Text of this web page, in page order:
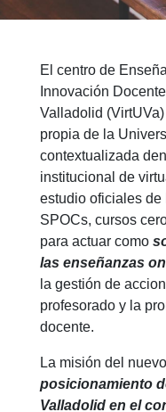
El centro de
Innovación
Valladolid
propia de la
contextualizada
institucional de
estudio oficiales de
SPOCs, cursos
para actuar como
las enseñanzas
la gestión de
profesorado y la
docente.
La misión del
posicionamiento
Valladolid en el